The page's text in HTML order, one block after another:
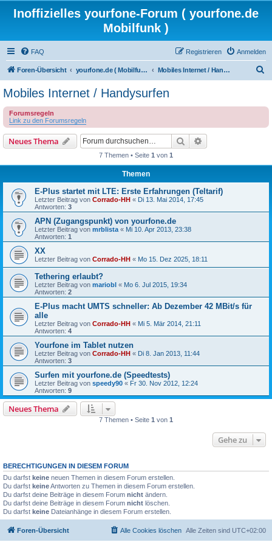
Inoffizielles yourfone-Forum ( yourfone.de
Mobilfunk )
FAQ Anmelden
Registrieren
Foren-Übersicht yourfone.de ( Mobilfunkangebot ) Mobiles Internet / Handysurfen
e
Mobiles Internet / Handysurfen
Forumsregeln
Link zu den Forumsregeln
Neues Thema Suche
7 Themen • Seite 1 von 1
Themen
E-Plus startet mit LTE: Erste Erfahrungen (Teltarif)
Letzter Beitrag von Corrado-HH « Di 13. Mai 2014, 17:45
Antworten: 3
APN (Zugangspunkt) von yourfone.de
Letzter Beitrag von mrblista « Mi 10. Apr 2013, 23:38
Antworten: 1
XX
Letzter Beitrag von Corrado-HH « Mo 15. Dez 2025, 18:11
Tethering erlaubt?
Letzter Beitrag von mariobl « Mo 6. Jul 2015, 19:34
Antworten: 2
E-Plus macht UMTS schneller: Ab Dezember 42 MBit/s für
alle
Letzter Beitrag von Corrado-HH « Mi 5. Mär 2014, 21:11
Antworten: 4
Yourfone im Tablet nutzen
Letzter Beitrag von Corrado-HH « Di 8. Jan 2013, 11:44
Antworten: 3
Surfen mit yourfone.de (Speedtests)
Letzter Beitrag von speedy90 « Fr 30. Nov 2012, 12:24
Antworten: 9
Neues Thema
7 Themen • Seite 1 von 1
Gehe zu
BERECHTIGUNGEN IN DIESEM FORUM
Du darfst keine neuen Themen in diesem Forum erstellen.
Du darfst keineAntworten zu Themen in diesem Forum erstellen.
Du darfst deine Beiträge in diesem Forum nicht ändern.
Du darfst deine Beiträge in diesem Forum nicht löschen.
Du darfst keine Dateianhänge in diesem Forum erstellen.
Foren-Übersicht Alle Zeiten sind UTC+02:00
Alle Cookies löschen